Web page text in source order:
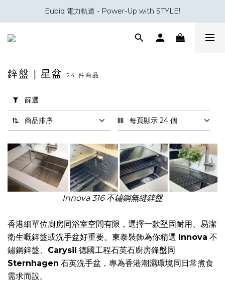
會員積分換領百佳 HK$50 購物禮券
Eubiq 電力軌道 - Power-Up with STYLE!
會員積分換領百佳 HK$50 購物禮券
用
篩
選
(0/20)
品
牌
Innova
(6)
Carysil
(5)
Apell
鋅盤 | 星盆 24 件商品
篩選
商品排序 每頁顯示 24 個
Innova 316 不鏽鋼無縫鋅盤
香港細單位廚房同浴室空間有限，選擇一款堅固耐用、易潔
衛生嘅鋅盤或洗手盆好重要。東泰裝飾為你精選 Innova 不
鏽鋼鋅盤、 Carysil
Sternhagen 石英洗手盆，專為香港潮濕環境同日常煮食
需求而設。